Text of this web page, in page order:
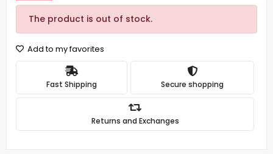
The product is out of stock.
Add to my favorites
Fast Shipping Secure shopping
Returns and Exchanges